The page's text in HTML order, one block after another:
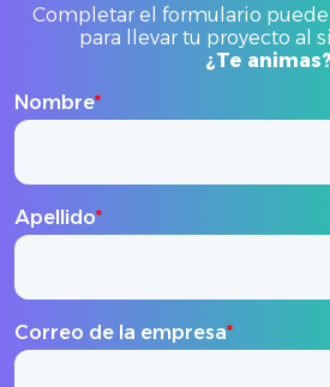
Completar el formulario
para llevar tu proyecto al
¿Te animas?